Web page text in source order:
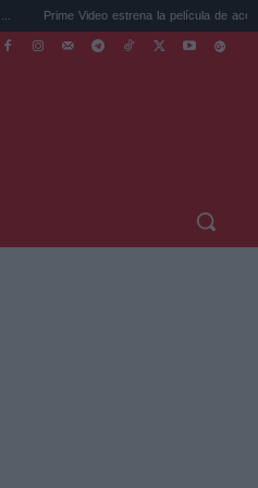
Video estrena la película de acción que ya a...